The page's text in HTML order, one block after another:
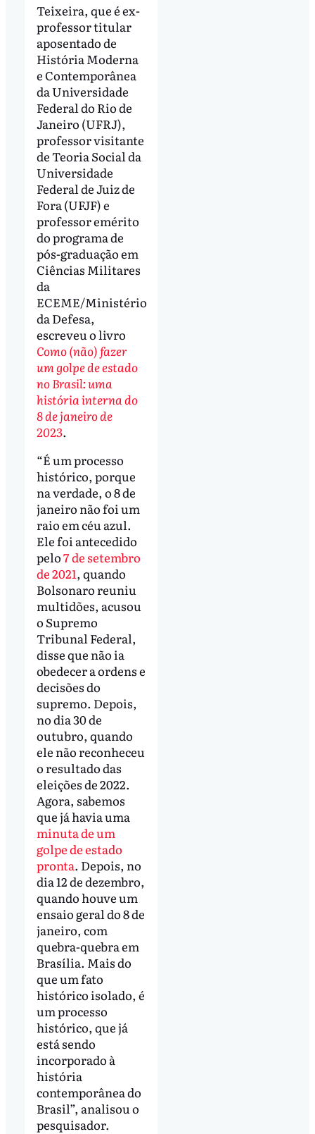
Teixeira, que é ex-
professor titular
aposentado de
História Moderna
e Contemporânea
da Universidade
Federal do Rio de
Janeiro (UFRJ),
professor visitante
de Teoria Social da
Universidade
Federal de Juiz de
Fora (UFJF) e
professor emérito
do programa de
pós-graduação em
Ciências Militares
da
ECEME/Ministério
da Defesa,
escreveu o livro
Como (não) fazer
um golpe de estado
no Brasil: uma
história interna do
8 de janeiro de
2023.
“É um processo
histórico, porque
na verdade, o 8 de
janeiro não foi um
raio em céu azul.
Ele foi antecedido
pelo7 de setembro
de 2021, quando
Bolsonaro reuniu
multidões, acusou
o Supremo
Tribunal Federal,
disse que não ia
obedecer a ordens e
decisões do
supremo. Depois,
no dia 30 de
outubro, quando
ele não reconheceu
o resultado das
eleições de 2022.
Agora, sabemos
que já havia uma
minuta de um
golpe de estado
pronta. Depois, no
dia 12 de dezembro,
quando houve um
ensaio geral do 8 de
janeiro, com
quebra-quebra em
Brasília. Mais do
que um fato
histórico isolado, é
um processo
histórico, que já
está sendo
incorporado à
história
contemporânea do
Brasil”, analisou o
pesquisador.